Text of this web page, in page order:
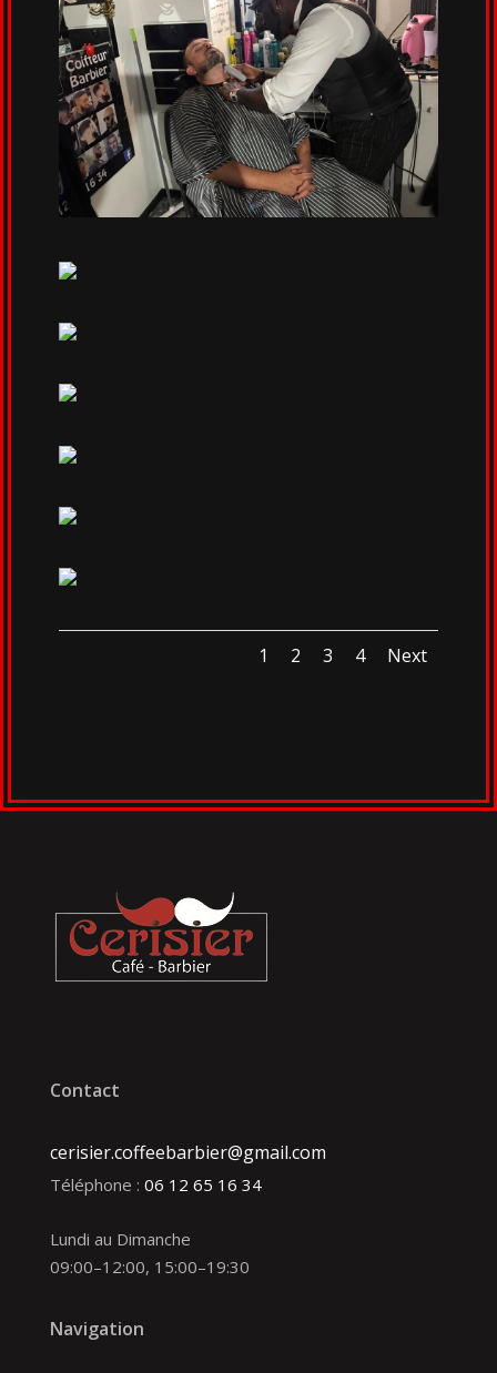
1 2 3 4 Next
Contact
cerisier.coffeebarbier@gmail.com
Téléphone : 06 12 65 16 34
Lundi au Dimanche
09:00–12:00, 15:00–19:30
Navigation